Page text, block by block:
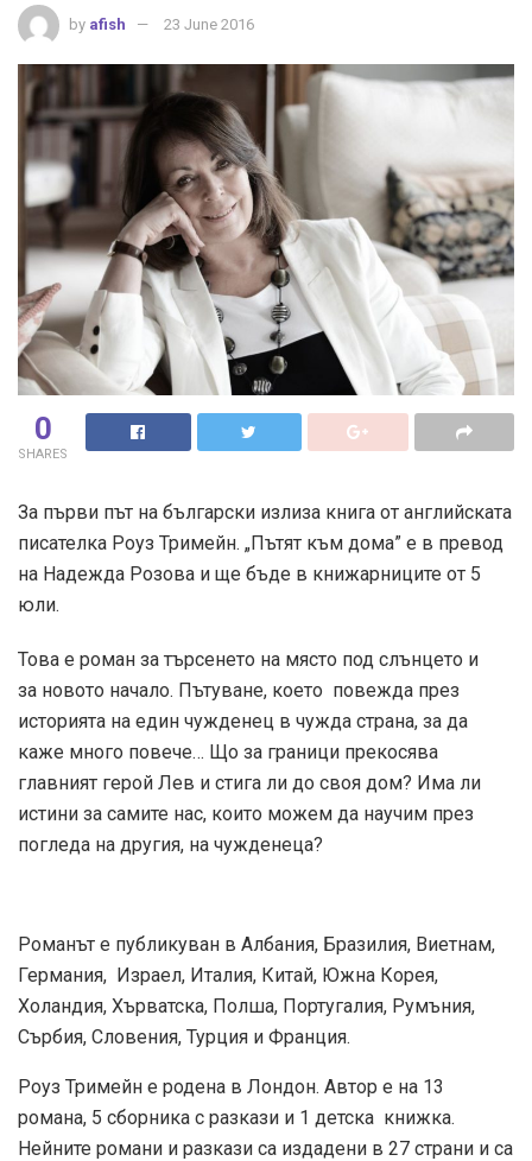
by afish 23 June 2016
0
SHARES
За първи път на български излиза книга от английската
писателка Роуз Тримейн. „Пътят към дома” е в превод
на Надежда Розова и ще бъде в книжарниците от 5
юли.
Това е роман за търсенето на място под слънцето и
за новото начало. Пътуване, което повежда през
историята на един чужденец в чужда страна, за да
каже много повече… Що за граници прекосява
главният герой Лев и стига ли до своя дом? Има ли
истини за самите нас, които можем да научим през
погледа на другия, на чужденеца?
Романът е публикуван в Албания, Бразилия, Виетнам,
Германия, Израел, Италия, Китай, Южна Корея,
Холандия, Хърватска, Полша, Португалия, Румъния,
Сърбия, Словения, Турция и Франция.
Роуз Тримейн е родена в Лондон. Автор е на 13
романа, 5 сборника с разкази и 1 детска книжка.
Нейните романи и разкази са издадени в 27 страни и са